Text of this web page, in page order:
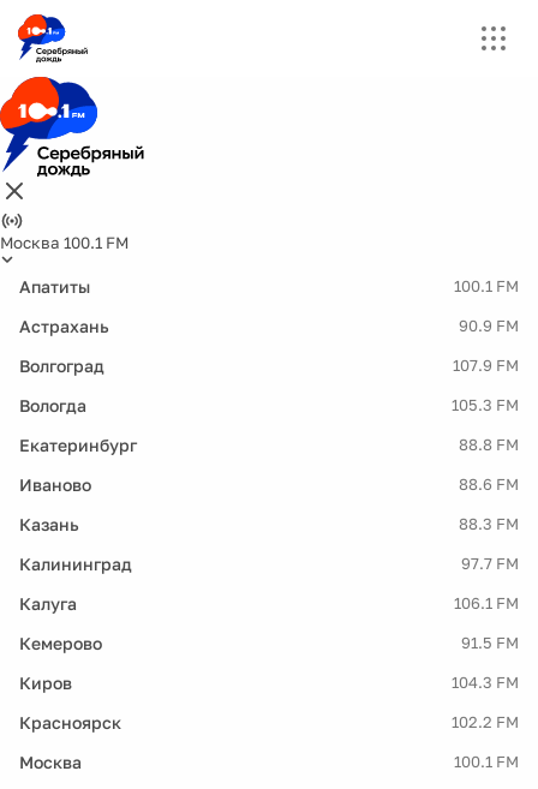
Москва 100.1 FM
Апатиты 100.1 FM
Астрахань 90.9 FM
Волгоград 107.9 FM
Вологда 105.3 FM
Екатеринбург 88.8 FM
Иваново 88.6 FM
Казань 88.3 FM
Калининград 97.7 FM
Калуга 106.1 FM
Кемерово 91.5 FM
Киров 104.3 FM
Красноярск 102.2 FM
Москва 100.1 FM